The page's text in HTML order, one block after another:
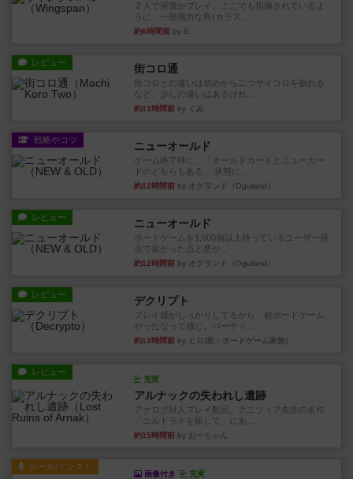
２人で何度かプレイ。ここでも指摘されているよ
うに、一部強力な鳥(カラス...
約6時間前 by S
レビュー 街コロ通
街コロとの違いは初めから二つサイコロを振れる
など、少しの違いはあるけれ...
約11時間前 by くみ
戦略やコツ ニューオールド
ゲーム終了時に、「オールドカードとニューカー
ドのどちらもある」 状態に...
約12時間前 by オグランド（Oguland）
レビュー ニューオールド
ボードゲームを1,000個以上持っているユーザー視
点で良かった点と悪か...
約12時間前 by オグランド（Oguland）
レビュー デクリプト
プレイ感がしっかりしてるから、超ボードゲーム
やったなって感じ。パーティ...
約13時間前 by ヒロ(新！ボードゲーム家族)
レビュー
充実
アルナックの失われし遺跡
アナログ対人プレイ数回。クニツィア先生の名作
「エルドラドを探して」にあ...
約15時間前 by おーちゃん
ルール/インスト
画像付き 充実